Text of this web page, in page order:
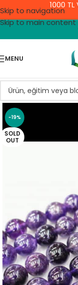
Skip to navigation
Skip to main content
1000 TL
MENU
-19%
SOLD
OUT